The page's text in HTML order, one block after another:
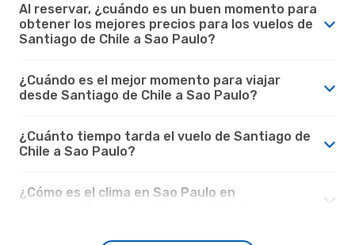
Al reservar, ¿cuándo es un buen momento para
obtener los mejores precios para los vuelos de
Santiago de Chile a Sao Paulo?
¿Cuándo es el mejor momento para viajar
desde Santiago de Chile a Sao Paulo?
¿Cuánto tiempo tarda el vuelo de Santiago de
Chile a Sao Paulo?
¿Cómo es el clima en Sao Paulo en